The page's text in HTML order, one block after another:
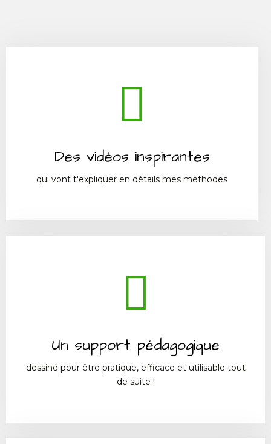
Des vidéos inspirantes
qui vont t'expliquer en détails mes méthodes
Un support pédagogique
dessiné pour être pratique, efficace et utilisable tout
de suite !